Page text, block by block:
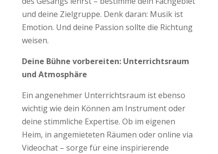
und deine Zielgruppe. Denk daran: Musik ist
Emotion. Und deine Passion sollte die Richtung
weisen.
Deine Bühne vorbereiten: Unterrichtsraum
und Atmosphäre
Ein angenehmer Unterrichtsraum ist ebenso
wichtig wie dein Können am Instrument oder
deine stimmliche Expertise. Ob im eigenen
Heim, in angemieteten Räumen oder online via
Videochat – sorge für eine inspirierende